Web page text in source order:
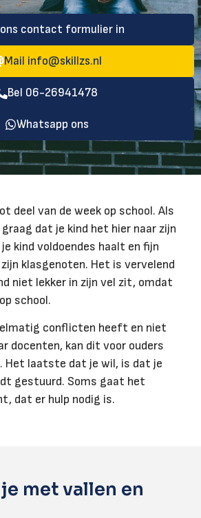
contact formulier in
Mail info@skillzs.nl
Bel 06-26941478
Whatsapp ons
deel van de week op school. Als
dat je kind het hier naar zijn
kind voldoendes haalt en fijn
klasgenoten. Het is vervelend
niet lekker in zijn vel zit, omdat
school.
conflicten heeft en niet
docenten, kan dit voor ouders
Het laatste dat je wil, is dat je
gestuurd. Soms gaat het
dat er hulp nodig is.
met vallen en